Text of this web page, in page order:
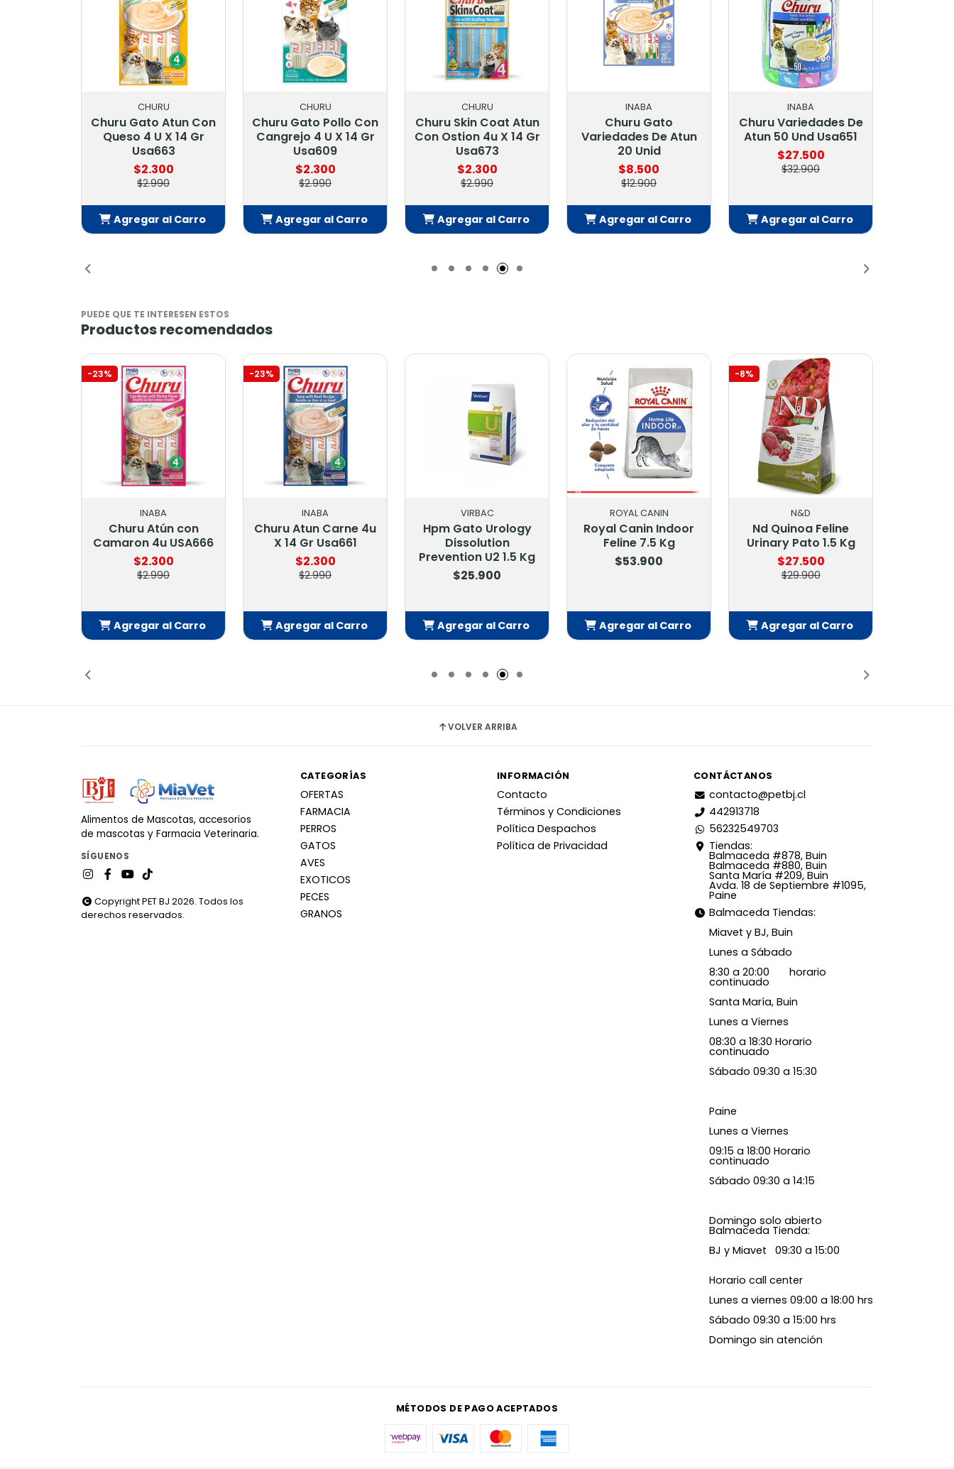
CHURU
Churu Gato Atun Con
Queso 4 U X 14 Gr
Usa663
$2.300
$2.990
Agregar al Carro
CHURU
Churu Gato Pollo Con
Cangrejo 4 U X 14 Gr
Usa609
$2.300
$2.990
Agregar al Carro
CHURU
Churu Skin Coat Atun
Con Ostion 4u X 14 Gr
Usa673
$2.300
$2.990
Agregar al Carro
INABA
Churu Gato
Variedades De Atun
20 Unid
$8.500
$12.900
Agregar al Carro
INABA
Churu Variedades De
Atun 50 Und Usa651
$27.500
$32.900
Agregar al Carro
PUEDE QUE TE INTERESEN ESTOS
Productos recomendados
-23%
INABA
Churu Atún con
Camaron 4u USA666
$2.300
$2.990
Agregar al Carro
-23%
INABA
Churu Atun Carne 4u
X 14 Gr Usa661
$2.300
$2.990
Agregar al Carro
VIRBAC
Hpm Gato Urology
Dissolution
Prevention U2 1.5 Kg
$25.900
Agregar al Carro
ROYAL CANIN
Royal Canin Indoor
Feline 7.5 Kg
$53.900
Agregar al Carro
-8%
N&D
Nd Quinoa Feline
Urinary Pato 1.5 Kg
$27.500
$29.900
Agregar al Carro
VOLVER ARRIBA
Alimentos de Mascotas, accesorios
de mascotas y Farmacia Veterinaria.
SÍGUENOS
Copyright PET BJ 2026. Todos los
derechos reservados.
CATEGORÍAS
OFERTAS
FARMACIA
PERROS
GATOS
AVES
EXOTICOS
PECES
GRANOS
INFORMACIÓN
Contacto
Términos y Condiciones
Política Despachos
Política de Privacidad
CONTÁCTANOS
contacto@petbj.cl
442913718
56232549703
Tiendas:
Balmaceda #878, Buin
Balmaceda #880, Buin
Santa María #209, Buin
Avda. 18 de Septiembre #1095,
Paine
Balmaceda Tiendas:
Miavet y BJ, Buin
Lunes a Sábado
8:30 a 20:00 horario
continuado
Santa María, Buin
Lunes a Viernes
08:30 a 18:30 Horario
continuado
Sábado 09:30 a 15:30
Paine
Lunes a Viernes
09:15 a 18:00 Horario
continuado
Sábado 09:30 a 14:15
Domingo solo abierto
Balmaceda Tienda:
BJ y Miavet 09:30 a 15:00
Horario call center
Lunes a viernes 09:00 a 18:00 hrs
Sábado 09:30 a 15:00 hrs
Domingo sin atención
MÉTODOS DE PAGO ACEPTADOS